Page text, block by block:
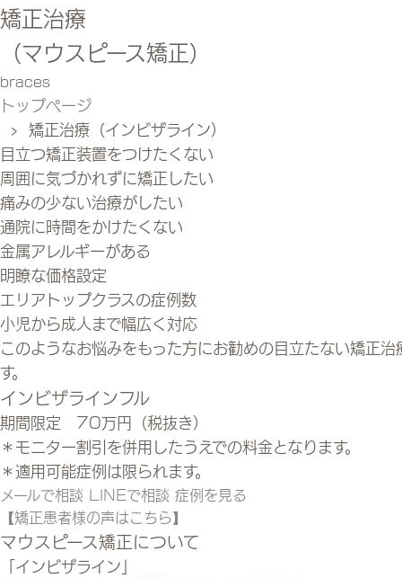
矯正治療
（マウスピース矯正）
braces
トップページ
› 矯正治療（インビザライン）
目立つ矯正装置をつけたくない
周囲に気づかれずに矯正したい
痛みの少ない治療がしたい
通院に時間をかけたくない
金属アレルギーがある
明瞭な価格設定
エリアトップクラスの症例数
小児から成人まで幅広く対応
このようなお悩みをもった方にお勧めの目立たない矯正治
す。
インビザラインフル
期間限定 70万円（税抜き）
＊モニター割引を併用したうえでの料金となります。
＊適用可能症例は限られます。
メールで相談 LINEで相談 症例を見る
【矯正患者様の声はこちら】
マウスピース矯正について
「インビザライン」